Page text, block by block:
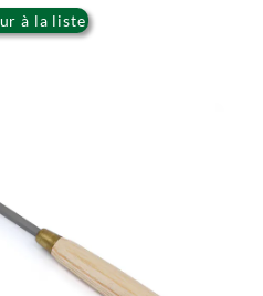
à la liste